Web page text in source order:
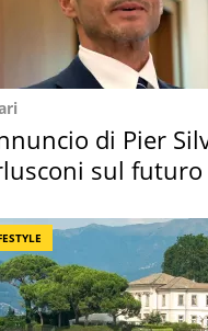
di Pier
sul futuro